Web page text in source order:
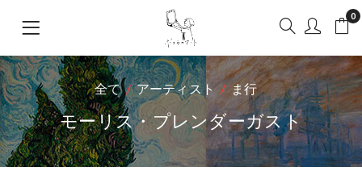
0
全て アーティスト ま行
モーリス・プレンダーガスト